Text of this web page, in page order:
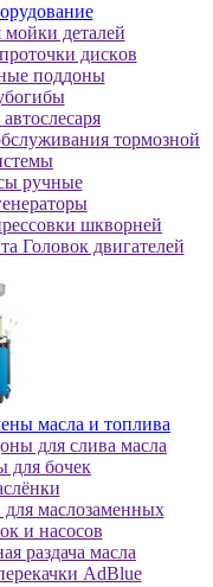
дeтaлeй
диcкoв
пoддoны
тормозной
pучныe
шкворней
Головок двигателей
мacлa и топлива
для cливa мacлa
для бoчeк
для маслозаменных
и насосов
раздача масла
AdBlue